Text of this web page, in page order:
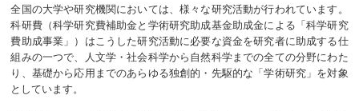
全国の大学や研究機関においては、様々な研究活動が行われています。
科研費（科学研究費補助金と学術研究助成基金助成金による「科学研究
費助成事業」）はこうした研究活動に必要な資金を研究者に助成する仕
組みの一つで、人文学・社会科学から自然科学までの全ての分野にわた
り、基礎から応用までのあらゆる独創的・先駆的な「学術研究」を対象
としています。